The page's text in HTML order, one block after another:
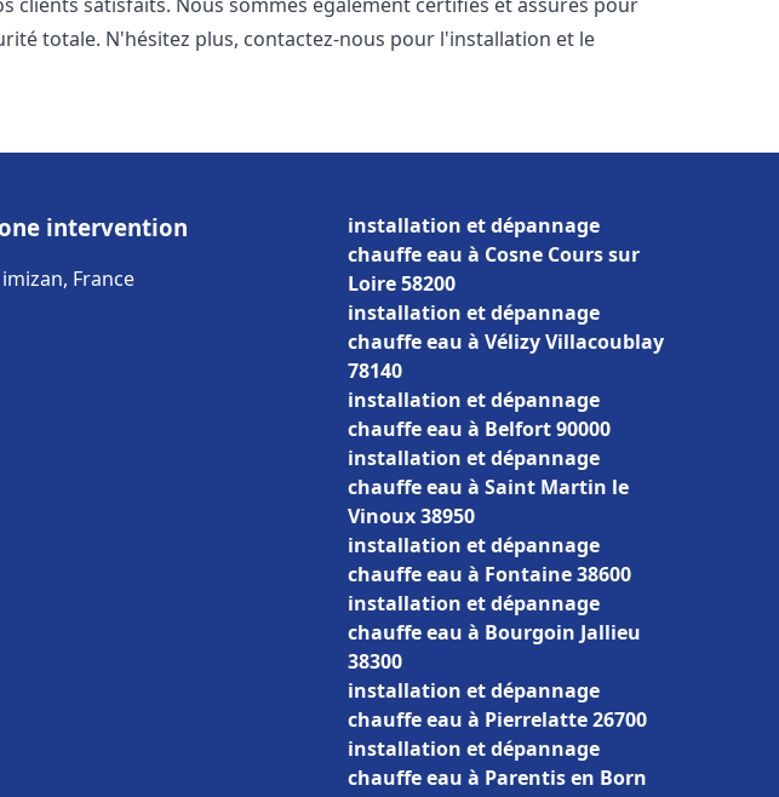
totale. N'hésitez plus, contactez-nous pour l'installation et le
intervention
France
installation et dépannage
chauffe eau à Cosne Cours sur
Loire 58200
installation et dépannage
chauffe eau à Vélizy Villacoublay
78140
installation et dépannage
chauffe eau à Belfort 90000
installation et dépannage
chauffe eau à Saint Martin le
Vinoux 38950
installation et dépannage
chauffe eau à Fontaine 38600
installation et dépannage
chauffe eau à Bourgoin Jallieu
38300
installation et dépannage
chauffe eau à Pierrelatte 26700
installation et dépannage
chauffe eau à Parentis en Born